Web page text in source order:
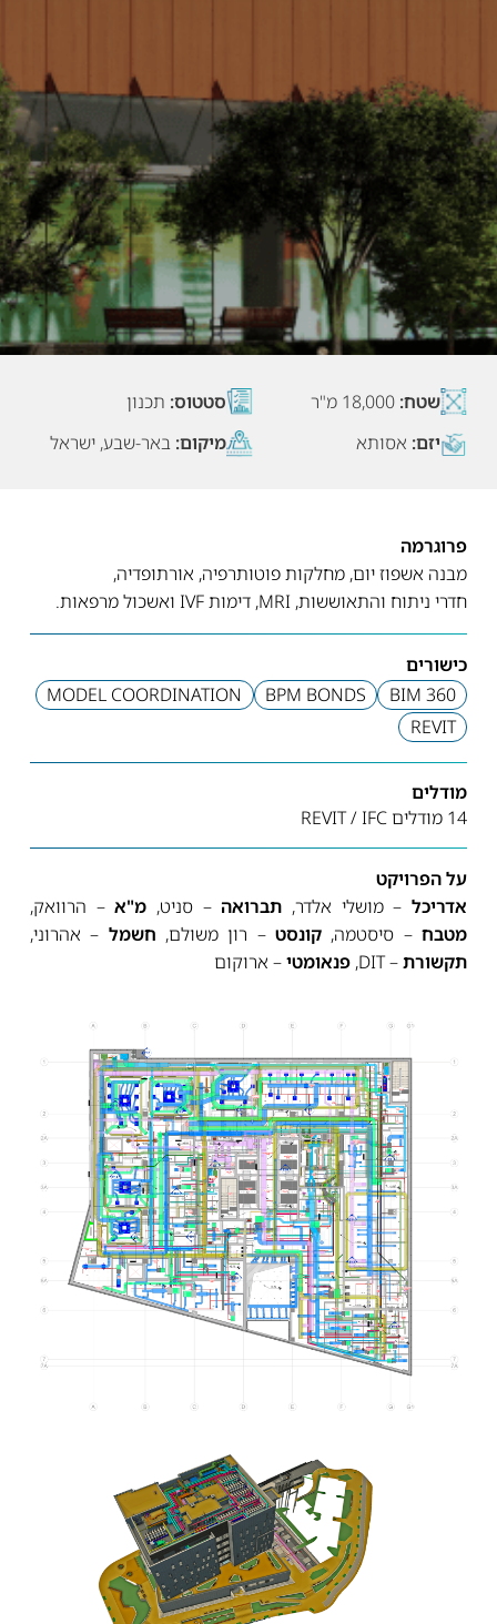
אימייל
שטח: 18,000 מ"ר סטטוס: תכנון
יזם: אסותא מיקום: באר-שבע, ישראל
פרוגרמה
מבנה אשפוז יום, מחלקות פוטותרפיה, אורתופדיה,
חדרי ניתוח והתאוששות, MRI, דימות IVF ואשכול מרפאות.
כישורים
BIM 360
BPM BONDS
MODEL COORDINATION
REVIT
מודלים
14 מודלים REVIT / IFC
על הפרויקט
אדריכל– מושלי אלדר, תברואה – סניט, מ"א– הרוואק,
מטבח– סיסטמה, קונסט– רון משולם, חשמל – אהרוני,
תקשורת– DIT, פנאומטי– ארוקום